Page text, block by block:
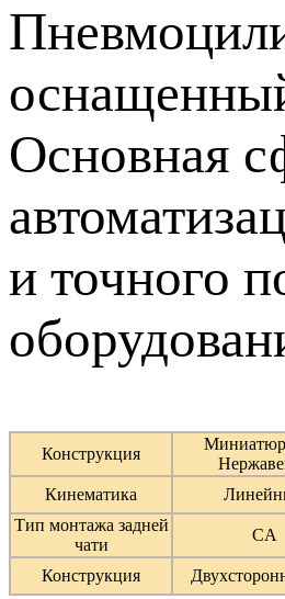
Основная
и точного
Конструкция
Кинематика
Тип монтажа задней
чати
CA
Конструкция